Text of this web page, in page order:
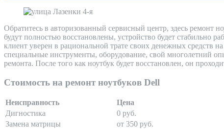
Обратитесь в авторизованный сервисный центр, здесь ремонт
будут полностью восстановлены, устройство будет стабильно
клиент уверен в рациональной трате своих денежных средств
специальные инструменты, оборудование, свой многолетний
ремонта. После того как ноутбук будет восстановлен, он
Стоимость на ремонт ноутбуков Dell
Неисправность
Цена
Дигностика
0 руб.
Замена матрицы
от 350 руб.